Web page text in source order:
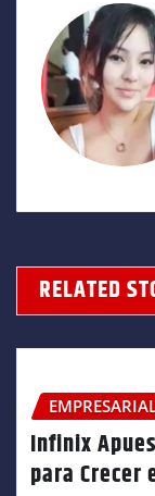
RELATED
Infinix
para Crecer